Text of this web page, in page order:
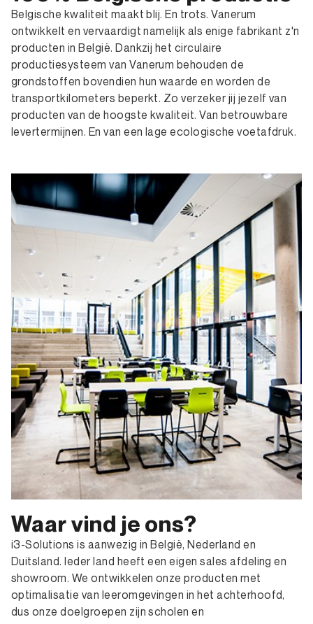
Belgische kwaliteit maakt blij. En trots. Vanerum
ontwikkelt en vervaardigt namelijk als enige fabrikant z'n
producten in België. Dankzij het circulaire
productiesysteem van Vanerum behouden de
grondstoffen bovendien hun waarde en worden de
transportkilometers beperkt. Zo verzeker jij jezelf van
producten van de hoogste kwaliteit. Van betrouwbare
levertermijnen. En van een lage ecologische voetafdruk.
Waar vind je ons?
i3-Solutions is aanwezig in België, Nederland en
Duitsland. Ieder land heeft een eigen sales afdeling en
showroom. We ontwikkelen onze producten met
optimalisatie van leeromgevingen in het achterhoofd,
dus onze doelgroepen zijn scholen en